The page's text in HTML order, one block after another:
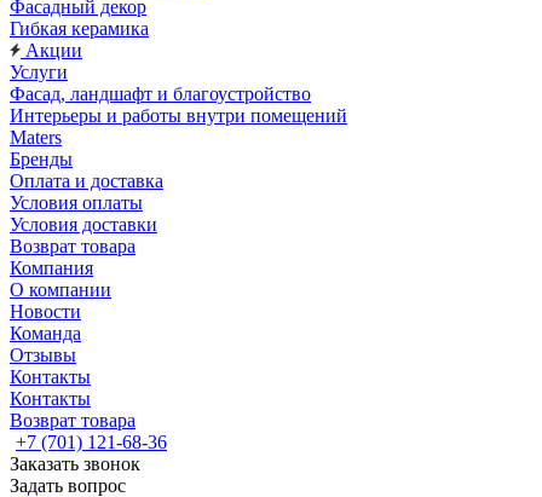
Фасадный декор
Гибкая керамика
Акции
Услуги
Фасад, ландшафт и благоустройство
Интерьеры и работы внутри помещений
Maters
Бренды
Оплата и доставка
Условия оплаты
Условия доставки
Возврат товара
Компания
О компании
Новости
Команда
Отзывы
Контакты
Контакты
Возврат товара
+7 (701) 121-68-36
Заказать звонок
Задать вопрос